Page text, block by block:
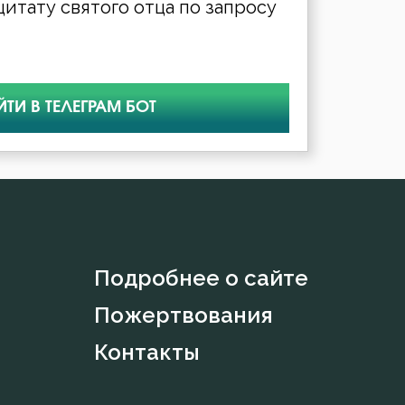
святого отца по запросу
В ТЕЛЕГРАМ БОТ
Подробнее о сайте
Пожертвования
Контакты